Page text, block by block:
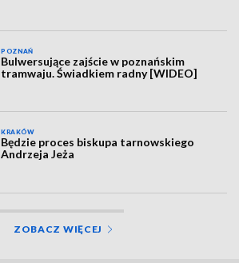
POZNAŃ
Bulwersujące zajście w poznańskim
tramwaju. Świadkiem radny [WIDEO]
KRAKÓW
Będzie proces biskupa tarnowskiego
Andrzeja Jeża
ZOBACZ WIĘCEJ